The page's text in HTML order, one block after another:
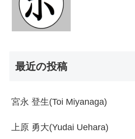
最近の投稿
宮永 登生(Toi Miyanaga)
上原 勇大(Yudai Uehara)